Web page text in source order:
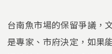
台南魚市場的保留爭議，
是專家、市府決定，如果